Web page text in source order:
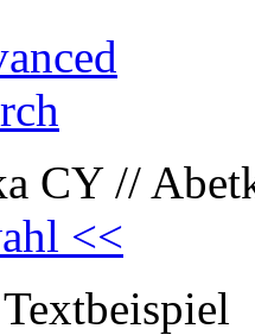
CY //
<<